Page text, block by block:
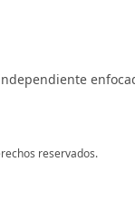
reservados.